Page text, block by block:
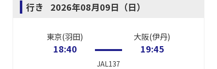
行き 2026年08月09日（日）
東京(羽田)
18:40
JAL137
大阪(伊丹)
19:45